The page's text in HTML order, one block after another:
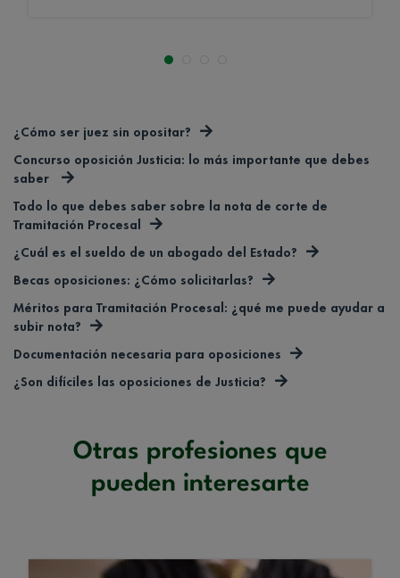
¿Cómo ser juez sin opositar?
Concurso oposición Justicia: lo más importante que debes
saber
Todo lo que debes saber sobre la nota de corte de
Tramitación Procesal
¿Cuál es el sueldo de un abogado del Estado?
Becas oposiciones: ¿Cómo solicitarlas?
Méritos para Tramitación Procesal: ¿qué me puede ayudar a
subir nota?
Documentación necesaria para oposiciones
¿Son difíciles las oposiciones de Justicia?
Otras profesiones que
pueden interesarte